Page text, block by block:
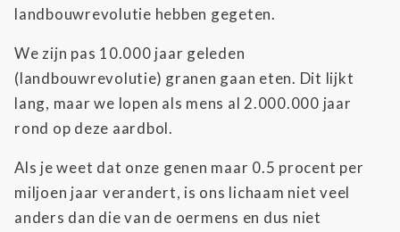
landbouwrevolutie hebben gegeten.
We zijn pas 10.000 jaar geleden
(landbouwrevolutie) granen gaan eten. Dit lijkt
lang, maar we lopen als mens al 2.000.000 jaar
rond op deze aardbol.
Als je weet dat onze genen maar 0.5 procent per
miljoen jaar verandert, is ons lichaam niet veel
anders dan die van de oermens en dus niet